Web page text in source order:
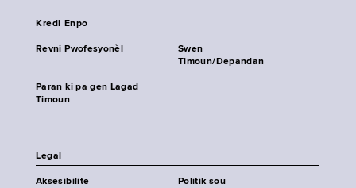
Kredi Enpo
Revni Pwofesyonèl
Swen
Timoun/Depandan
Paran ki pa gen Lagad
Timoun
Legal
Aksesibilite
Politik sou